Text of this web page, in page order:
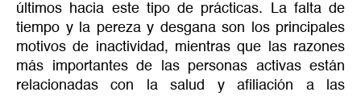
últimos hacia este tipo de prácticas. La falta de
tiempo y la pereza y desgana son los principales
motivos de inactividad, mientras que las razones
más importantes de las personas activas están
relacionadas con la salud y afiliación a las